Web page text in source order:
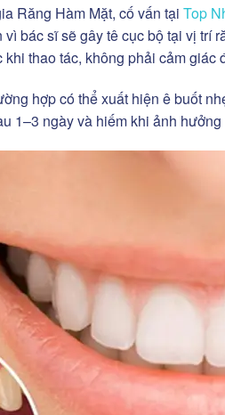
Răng Hàm Mặt, cố vấn tại Top
bác sĩ sẽ gây tê cục bộ tại vị trí
thao tác, không phải cảm giác
hợp có thể xuất hiện ê buốt
1–3 ngày và hiếm khi ảnh